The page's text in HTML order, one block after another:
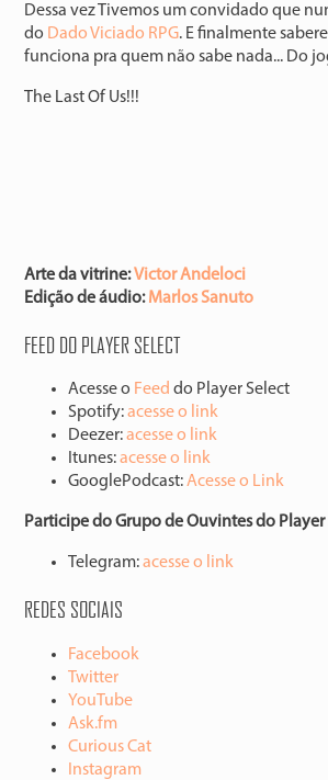
Dessa vez Tivemos um convidado que
do Dado Viciado RPG. E finalmente
funciona pra quem não sabe nada... Do
The Last Of Us!!!
Arte da vitrine:Victor Andeloci
Edição de áudio:Marlos Sanuto
FEED DO PLAYER SELECT
Acesse o Feed do Player Select
Spotify:acesse o link
Deezer:acesse o link
Itunes:acesse o link
GooglePodcast:Acesse o Link
Participe do Grupo de Ouvintes do Player
Telegram:acesse o link
REDES SOCIAIS
Facebook
Twitter
YouTube
Ask.fm
Curious Cat
Instagram